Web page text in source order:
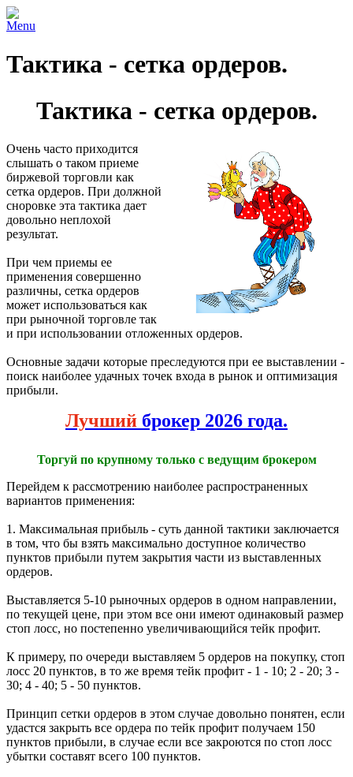
Menu
Тактика - сетка ордеров.
Тактика - сетка ордеров.
Очень часто приходится
слышать о таком приеме
биржевой торговли как
сетка ордеров. При должной
сноровке эта тактика дает
довольно неплохой
результат.
При чем приемы ее
применения совершенно
различны, сетка ордеров
может использоваться как
при рыночной торговле так
и при использовании отложенных ордеров.
Основные задачи которые преследуются при ее выставлении -
поиск наиболее удачных точек входа в рынок и оптимизация
прибыли.
Лучший брокер 2026 года.
Торгуй по крупному только с ведущим брокером
Перейдем к рассмотрению наиболее распространенных
вариантов применения:
1. Максимальная прибыль - суть данной тактики заключается
в том, что бы взять максимально доступное количество
пунктов прибыли путем закрытия части из выставленных
ордеров.
Выставляется 5-10 рыночных ордеров в одном направлении,
по текущей цене, при этом все они имеют одинаковый размер
стоп лосс, но постепенно увеличивающийся тейк профит.
К примеру, по очереди выставляем 5 ордеров на покупку, стоп
лосс 20 пунктов, в то же время тейк профит - 1 - 10; 2 - 20; 3 -
30; 4 - 40; 5 - 50 пунктов.
Принцип сетки ордеров в этом случае довольно понятен, если
удастся закрыть все ордера по тейк профит получаем 150
пунктов прибыли, в случае если все закроются по стоп лосс
убытки составят всего 100 пунктов.